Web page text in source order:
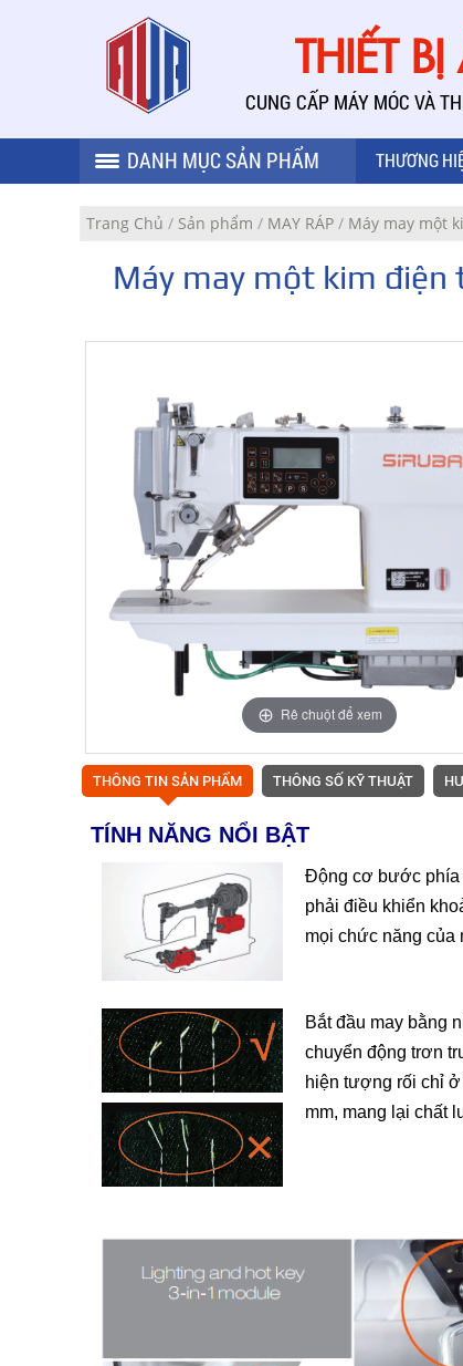
THIẾT
CUNG CẤP MÁY MÓC VÀ
DANH MỤC SẢN PHẨM THƯƠNG
Trang Chủ / Sản phẩm / MAY RÁP / Máy may một
Máy may một kim điện
Rê chuột để xem
THÔNG TIN SẢN PHẨM THÔNG SỐ KỸ THUẬT
TÍNH NĂNG NỔI BẬT
Động cơ bước phía
phải điều khiển
mọi chức năng của
Bắt đầu may bằng
chuyển động trơn
hiện tượng rối chỉ
mm, mang lại chất